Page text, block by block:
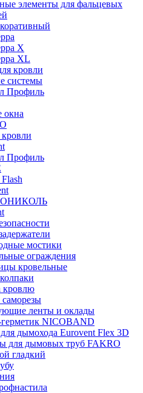
элементы для фальцевых
X
XL
кровли
системы
Профиль
окна
Профиль
мостики
ограждения
кровельные
кровлю
ленты и оклады
NICOBAND
дымохода Eurovent Flex 3D
для дымовых труб FAKRO
гладкий